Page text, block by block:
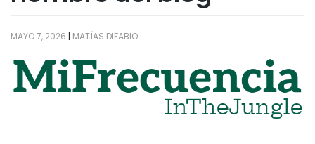
MAYO 7, 2026 | MATÍAS DIFABIO